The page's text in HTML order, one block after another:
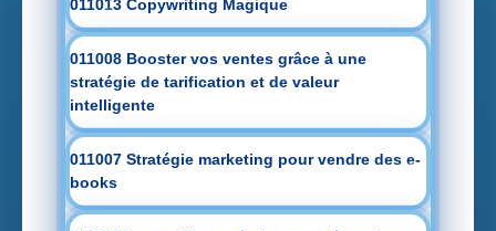
011013 Copywriting Magique
011008 Booster vos ventes grâce à une
stratégie de tarification et de valeur
intelligente
011007 Stratégie marketing pour vendre des e-
books